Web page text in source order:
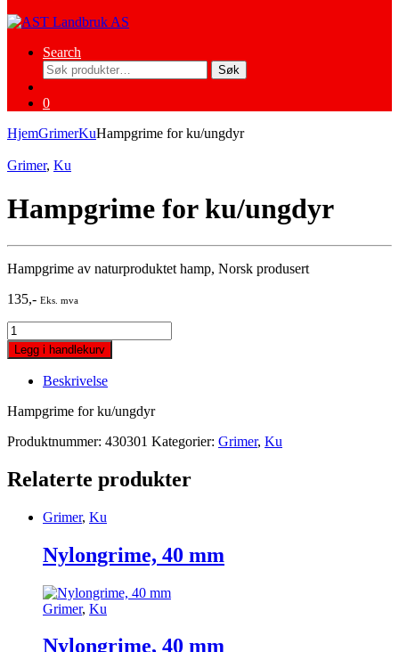
Search
Søk
etter:
Søk
0
HjemGrimerKuHampgrime for ku/ungdyr
Grimer, Ku
Hampgrime for ku/ungdyr
Hampgrime av naturproduktet hamp, Norsk produsert
135,- Eks. mva
Hampgrime
for
ku/ungdyr
quantity
Legg i handlekurv
Beskrivelse
Hampgrime for ku/ungdyr
Produktnummer: 430301 Kategorier: Grimer, Ku
Relaterte produkter
Grimer, Ku
Nylongrime, 40 mm
Grimer, Ku
Nylongrime, 40 mm